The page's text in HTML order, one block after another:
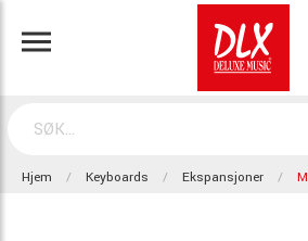
Hjem Keyboards Ekspansjoner